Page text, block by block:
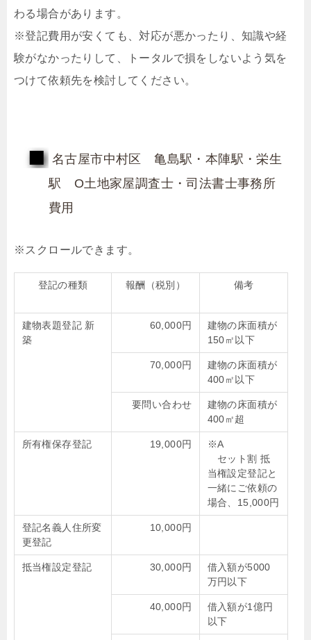
わる場合があります。
※登記費用が安くても、対応が悪かったり、知識や経
験がなかったりして、トータルで損をしないよう気を
つけて依頼先を検討してください。
名古屋市中村区 亀島駅・本陣駅・栄生
駅 O土地家屋調査士・司法書士事務所
費用
登記の種類 報酬（税別） 備考
建物表題登記 新
築
60,000円
建物の床面積が
150㎡以下
70,000円
建物の床面積が
400㎡以下
要問い合わせ
建物の床面積が
400㎡超
所有権保存登記 19,000円
※A
セット割 抵
当権設定登記と
一緒にご依頼の
場合、15,000円
登記名義人住所変
更登記
10,000円
抵当権設定登記 30,000円
借入額が5000
万円以下
40,000円
借入額が1億円
以下